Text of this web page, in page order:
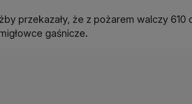
przekazały, że z pożarem walczy
gaśnicze.